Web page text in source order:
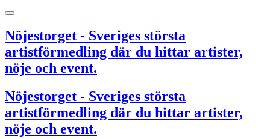
Nöjestorget - Sveriges största
artistförmedling där du hittar artister,
nöje och event.
Nöjestorget - Sveriges största
artistförmedling där du hittar artister,
nöje och event.